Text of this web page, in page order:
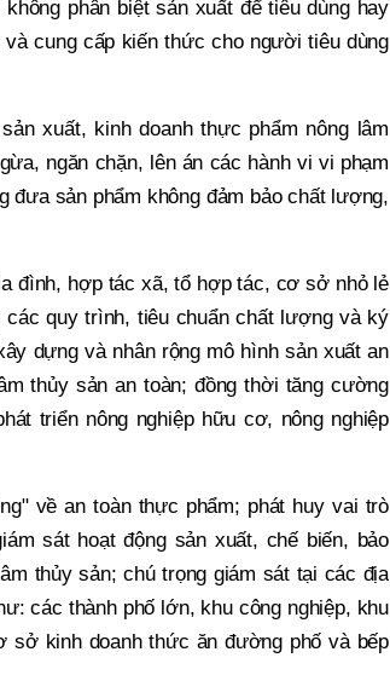
phân biệt sản xuất để tiêu dùng hay
cung cấp kiến thức cho người tiêu dùng
xuất, kinh doanh thực phẩm nông lâm
ngăn chặn, lên án các hành vi vi phạm
đưa sản phẩm không đảm bảo chất lượng,
đình, hợp tác xã, tổ hợp tác, cơ sở nhỏ lẻ
các quy trình, tiêu chuẩn chất lượng và ký
dựng và nhân rộng mô hình sản xuất an
thủy sản an toàn; đồng thời tăng cường
triển nông nghiệp hữu cơ, nông nghiệp
về an toàn thực phẩm; phát huy vai trò
sát hoạt động sản xuất, chế biến, bảo
thủy sản; chú trọng giám sát tại các địa
các thành phố lớn, khu công nghiệp, khu
sở kinh doanh thức ăn đường phố và bếp